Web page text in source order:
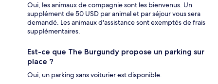
Oui, les animaux de compagnie sont les bienvenus. Un
supplément de 50 USD par animal et par séjour vous sera
demandé. Les animaux d'assistance sont exemptés de frais
supplémentaires.
Est-ce que The Burgundy propose un parking sur
place ?
Oui, un parking sans voiturier est disponible.